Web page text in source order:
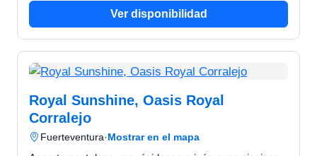
Ver disponibilidad
Royal Sunshine, Oasis Royal
Corralejo
Fuerteventura·Mostrar en el mapa